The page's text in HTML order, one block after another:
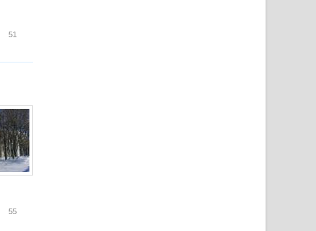
коллег
51
о сотрудничестве
55